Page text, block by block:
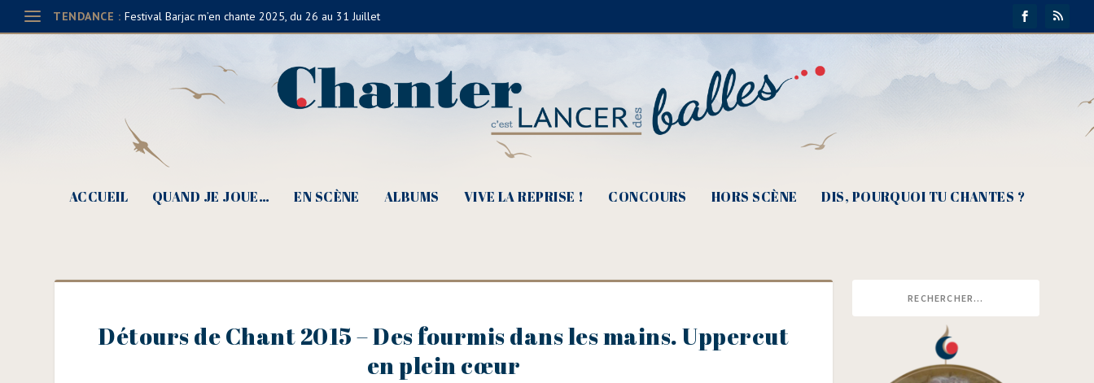
TENDANCE : Festival Barjac m’en chante 2025, du 26 au 31 Juillet
ACCUEIL QUAND JE JOUE… EN SCÈNE ALBUMS VIVE LA REPRISE ! CONCOURS HORS SCÈNE DIS, POURQUOI TU CHANTES ?
Détours de Chant 2015 – Des fourmis dans les mains. Uppercut
en plein cœur